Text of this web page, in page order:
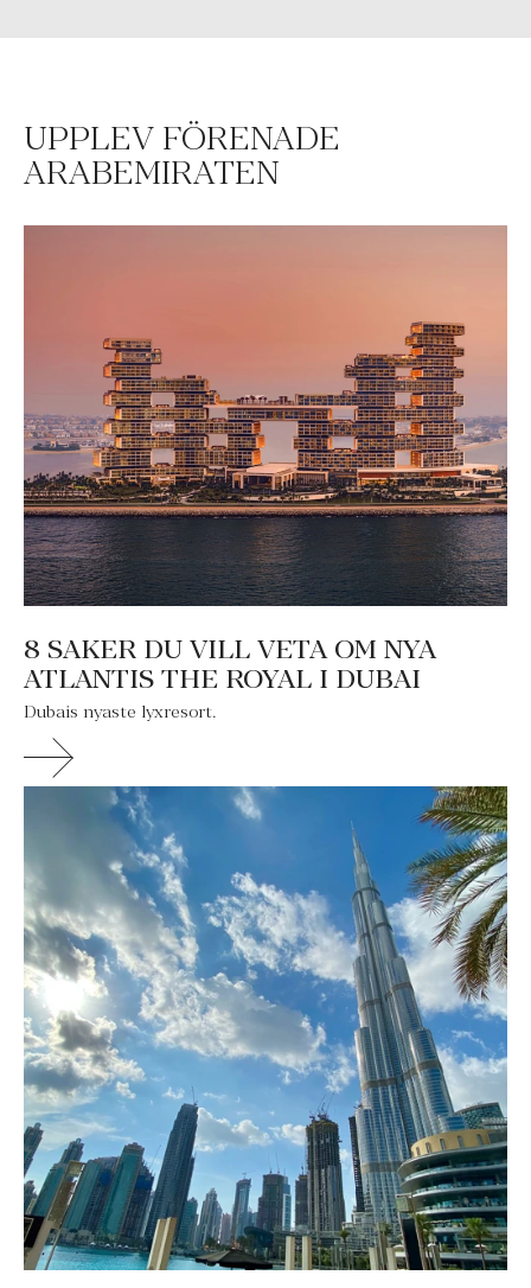
UPPLEV FÖRENADE
ARABEMIRATEN
8 SAKER DU VILL VETA OM NYA
ATLANTIS THE ROYAL I DUBAI
Dubais nyaste lyxresort.